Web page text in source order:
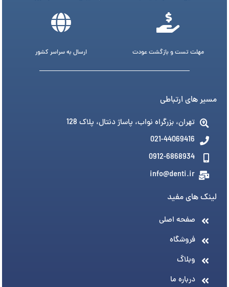
مهلت تست و بازگشت عودت ارسال به سراسر کشور
مسیر های ارتباطی
تهران، بزرگراه نواب، پاساژ دنتال، پلاک 128
021-44069416
0912-6868934
info@denti.ir
لینک های مفید
صفحه اصلی
فروشگاه
وبلاگ
درباره ما